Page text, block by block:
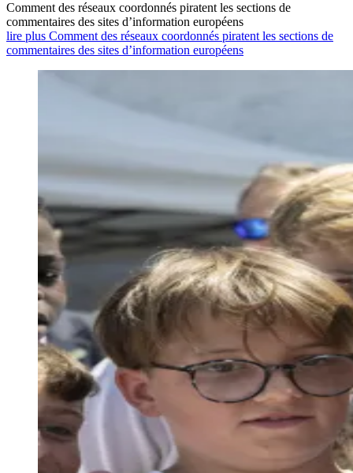
Comment des réseaux coordonnés piratent les sections de
commentaires des sites d’information européens
lire plus Comment des réseaux coordonnés piratent les sections de
commentaires des sites d’information européens